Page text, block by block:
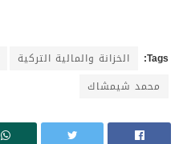
Tags: الخزانة والمالية التركية
محمد شيمشاك